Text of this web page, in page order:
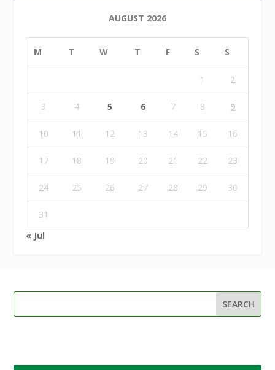
AUGUST 2026
M T W T F S S
1 2
3 4 5 6 7 8 9
10 11 12 13 14 15 16
17 18 19 20 21 22 23
24 25 26 27 28 29 30
31
« Jul